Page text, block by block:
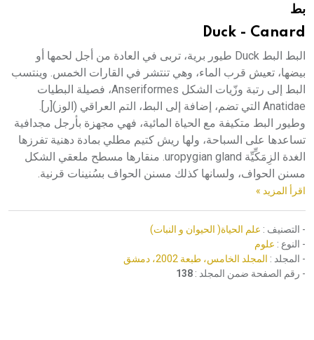
بط
Duck - Canard
البط البط Duck طيور برية، تربى في العادة من أجل لحمها أو
بيضها، تعيش قرب الماء، وهي تنتشر في القارات الخمس. وينتسب
البط إلى رتبة وزّيات الشكل Anseriformes، فصيلة البطيات
Anatidae التي تضم، إضافة إلى البط، التم العراقي (الوز)[ر].
وطيور البط متكيفة مع الحياة المائية، فهي مجهزة بأرجل مجدافية
تساعدها على السباحة، ولها ريش كتيم مطلي بمادة دهنية تفرزها
الغدة الزِمَكِّيِّة uropygian gland. منقارها مسطح ملعقي الشكل
مسنن الحواف، ولسانها كذلك مسنن الحواف بسُنينات قرنية.
اقرأ المزيد »
- التصنيف : علم الحياة( الحيوان و النبات)
- النوع : علوم
- المجلد : المجلد الخامس، طبعة 2002، دمشق
- رقم الصفحة ضمن المجلد : 138